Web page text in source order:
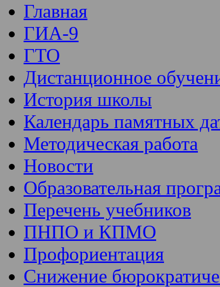
Главная
ГИА-9
ГТО
Дистанционное
История школы
Календарь памятных
Методическая работа
Новости
Образовательная
Перечень учебников
ПНПО и КПМО
Профориентация
Снижение